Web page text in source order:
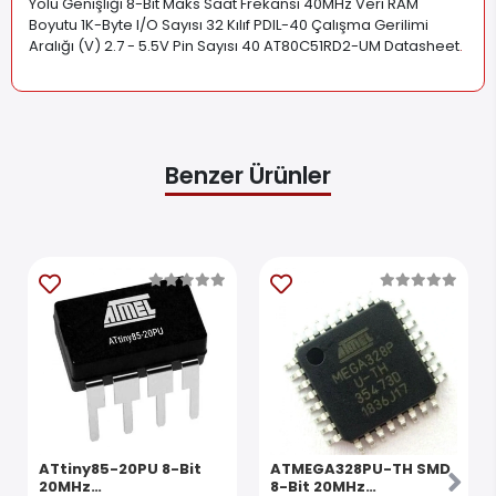
Boyutu 1K-Byte I/O Sayısı 32 Kılıf PDIL-40 Çalışma Gerilimi
Aralığı (V) 2.7 - 5.5V Pin Sayısı 40 AT80C51RD2-UM Datasheet.
Benzer Ürünler
ATtiny85-20PU 8-Bit
20MHz
ATMEGA328PU-TH SMD
8-Bit 20MHz